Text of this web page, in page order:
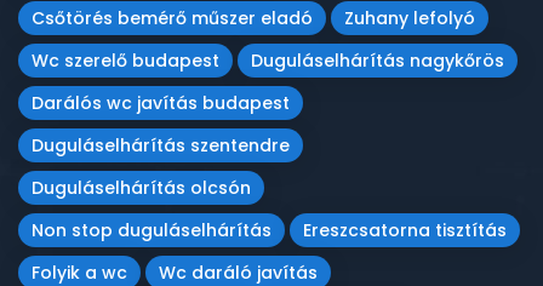
Csőtörés bemérő műszer eladó
Zuhany lefolyó
Wc szerelő budapest
Duguláselhárítás nagykőrös
Darálós wc javítás budapest
Duguláselhárítás szentendre
Duguláselhárítás olcsón
Non stop duguláselhárítás
Ereszcsatorna tisztítás
Folyik a wc
Wc daráló javítás